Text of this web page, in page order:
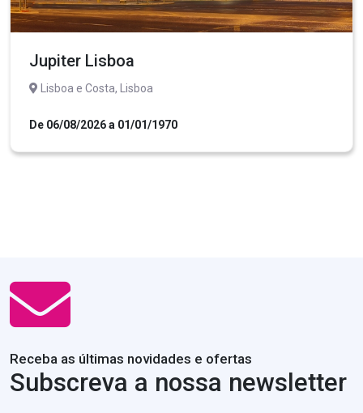
Jupiter Lisboa
Lisboa e Costa, Lisboa
De 06/08/2026 a 01/01/1970
Receba as últimas novidades e ofertas
Subscreva a nossa newsletter